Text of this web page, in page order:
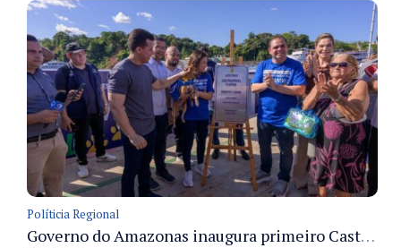
Políticia Regional
Governo do Amazonas inaugura primeiro Castramóvel Fluvial para atendimento veterinário às comunidades ribeirinhas e castração gratuita